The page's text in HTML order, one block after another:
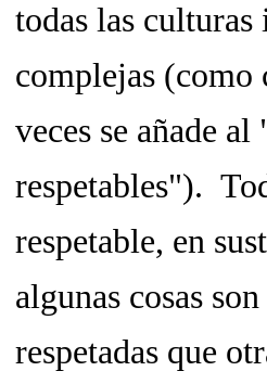
todas las culturas
complejas (como
veces se añade al
respetables").
respetable, en
algunas cosas
respetadas que